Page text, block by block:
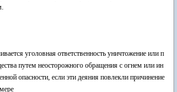
уголовная ответственность уничтожение или п
путем неосторожного обращения с огнем или ин
опасности, если эти деяния повлекли причинение